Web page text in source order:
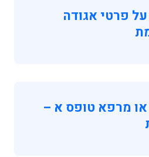
פרטי אגודה
או מרפא טופס א –